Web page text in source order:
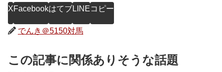
XFacebookはてブLINEコピー
でんき＠5150対馬
この記事に関係ありそうな話題